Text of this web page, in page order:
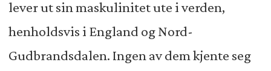
lever ut sin maskulinitet ute i verden,
henholdsvis i England og Nord-
Gudbrandsdalen. Ingen av dem kjente seg